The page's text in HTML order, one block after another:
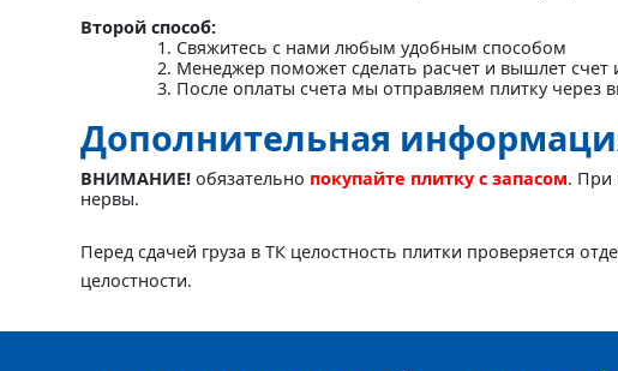
Второй способ:
Свяжитесь с нами любым удобным способом
Менеджер поможет сделать расчет и вышлет
После оплаты счета мы отправляем плитку через
Дополнительная
ВНИМАНИЕ! обязательно покупайте плитку с запасом. При
нервы.
Перед сдачей груза в ТК целостность плитки проверяется
целостности.